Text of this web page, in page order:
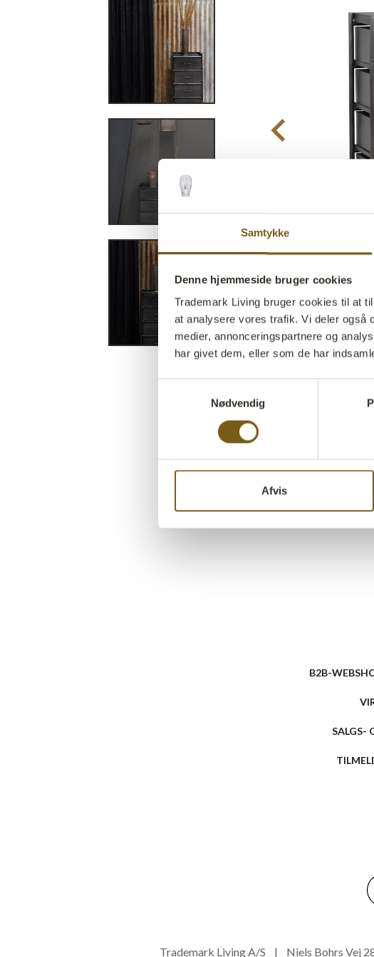
Samtykke
Denne hjemmeside bruger cookies
Trademark Living bruger cookies til at
at analysere vores trafik. Vi deler også
medier, annonceringspartnere og
har givet dem, eller som de har
Nødvendig
Afvis
B2B-
SALGS-
Trademark Living A/S | Niels Bohrs